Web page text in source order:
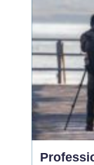
både
effektiv
dime...